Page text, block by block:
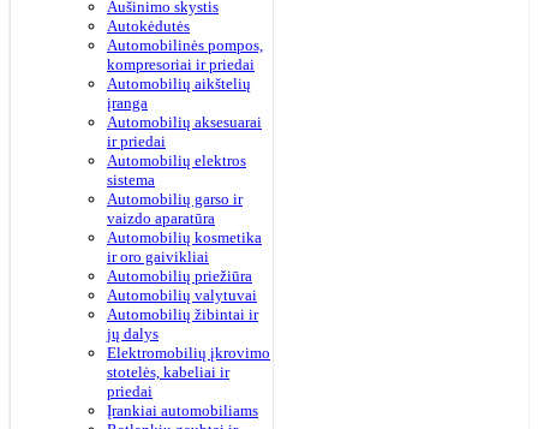
Aušinimo skystis
Autokėdutės
Automobilinės pompos,
kompresoriai ir priedai
Automobilių aikštelių
įranga
Automobilių aksesuarai
ir priedai
Automobilių elektros
sistema
Automobilių garso ir
vaizdo aparatūra
Automobilių kosmetika
ir oro gaivikliai
Automobilių priežiūra
Automobilių valytuvai
Automobilių žibintai ir
jų dalys
Elektromobilių įkrovimo
stotelės, kabeliai ir
priedai
Įrankiai automobiliams